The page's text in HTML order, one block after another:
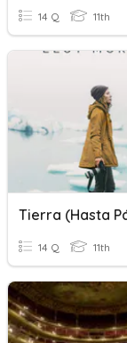
14 Q 11th
14 Q 11th